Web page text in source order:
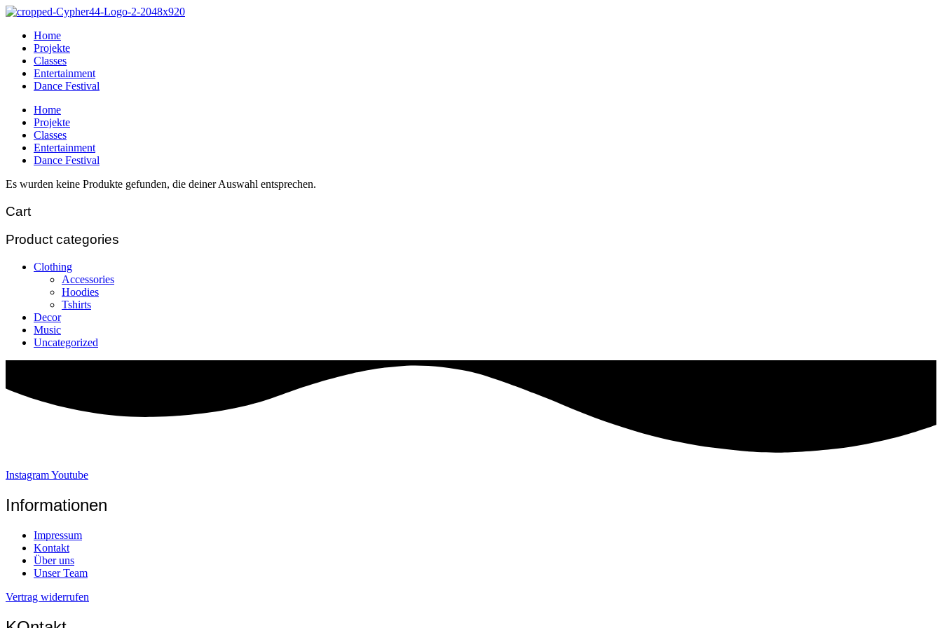
Home
Projekte
Classes
Entertainment
Dance Festival
Home
Projekte
Classes
Entertainment
Dance Festival
Es wurden keine Produkte gefunden, die deiner Auswahl entsprechen.
Cart
Product categories
Clothing
Accessories
Hoodies
Tshirts
Decor
Music
Uncategorized
InstagramYoutube
Informationen
Impressum
Kontakt
Über uns
Unser Team
Vertrag widerrufen